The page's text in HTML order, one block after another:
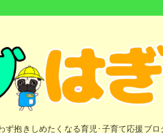
ず抱きしめたくなる育児･子育て応援ブロ